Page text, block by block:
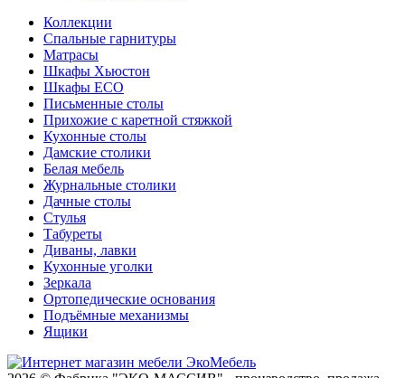
Коллекции
Спальные гарнитуры
Матрасы
Шкафы Хьюстон
Шкафы ECO
Письменные столы
Прихожие с каретной стяжкой
Кухонные столы
Дамские столики
Белая мебель
Журнальные столики
Дачные столы
Стулья
Табуреты
Диваны, лавки
Кухонные уголки
Зеркала
Ортопедические основания
Подъёмные механизмы
Ящики